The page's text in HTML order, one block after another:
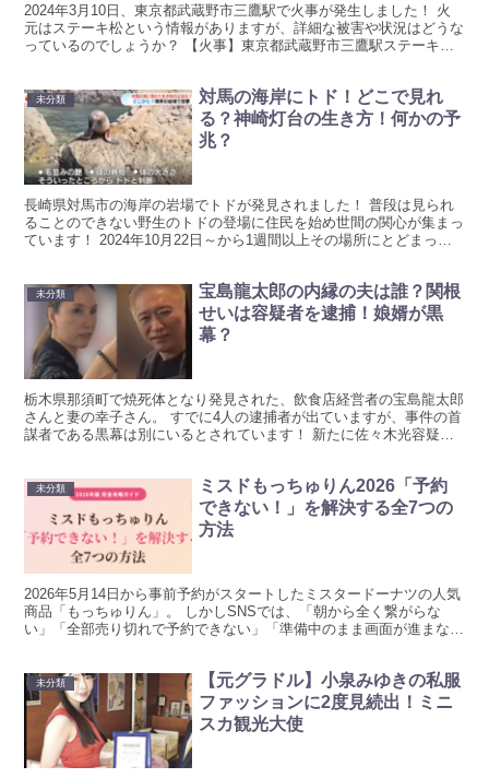
2024年3月10日、東京都武蔵野市三鷹駅で火事が発生しました！ 火
元はステーキ松という情報がありますが、詳細な被害や状況はどうな
っているのでしょうか？ 【火事】東京都武蔵野市三鷹駅ステーキ松
未分類
対馬の海岸にトド！どこで見れ
る？神崎灯台の生き方！何かの予
兆？
長崎県対馬市の海岸の岩場でトドが発見されました！ 普段は見られ
ることのできない野生のトドの登場に住民を始め世間の関心が集まっ
ています！ 2024年10月22日～から1週間以上その場所にとどまって
未分類
宝島龍太郎の内縁の夫は誰？関根
せいは容疑者を逮捕！娘婿が黒
幕？
栃木県那須町で焼死体となり発見された、飲食店経営者の宝島龍太郎
さんと妻の幸子さん。 すでに4人の逮捕者が出ていますが、事件の首
謀者である黒幕は別にいるとされています！ 新たに佐々木光容疑者
未分類
ミスドもっちゅりん2026「予約
できない！」を解決する全7つの
方法
2026年5月14日から事前予約がスタートしたミスタードーナツの人気
商品「もっちゅりん」。 しかしSNSでは、「朝から全く繋がらな
い」「全部売り切れで予約できない」「準備中のまま画面が進まな
未分類
【元グラドル】小泉みゆきの私服
ファッションに2度見続出！ミニ
スカ観光大使